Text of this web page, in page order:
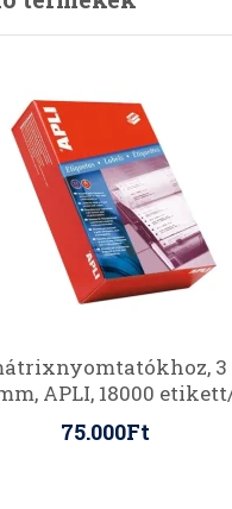
3
APLI, 18000
75.000Ft